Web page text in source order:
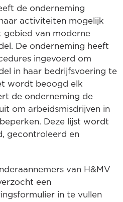
de onderneming
activiteiten mogelijk
gebied van moderne
De onderneming heeft
ingevoerd om
in haar bedrijfsvoering te
wordt beoogd elk
de onderneming de
om arbeidsmisdrijven in
Deze lijst wordt
gecontroleerd en
van H&MV
een
in te vullen